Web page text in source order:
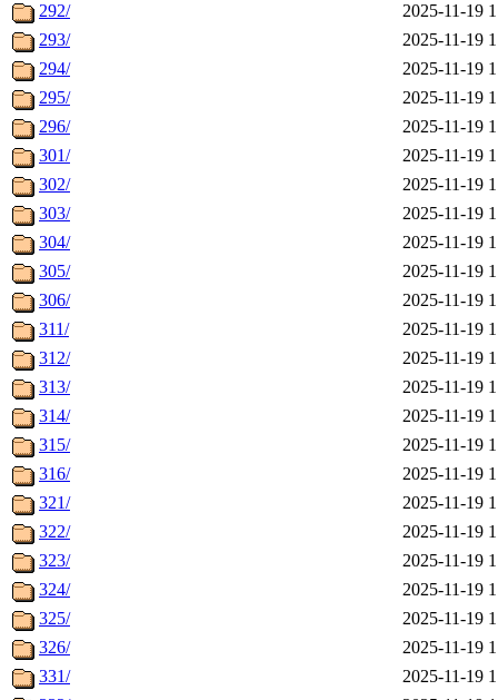
292/
2025-11-19
293/
2025-11-19
294/
2025-11-19
295/
2025-11-19
296/
2025-11-19
301/
2025-11-19
302/
2025-11-19
303/
2025-11-19
304/
2025-11-19
305/
2025-11-19
306/
2025-11-19
311/
2025-11-19
312/
2025-11-19
313/
2025-11-19
314/
2025-11-19
315/
2025-11-19
316/
2025-11-19
321/
2025-11-19
322/
2025-11-19
323/
2025-11-19
324/
2025-11-19
325/
2025-11-19
326/
2025-11-19
331/
2025-11-19